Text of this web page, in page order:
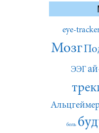
eye-
Мозг
ЭЭГ
боль